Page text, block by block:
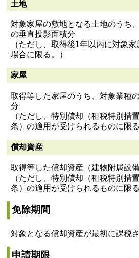
土地
対象家屋の敷地となる土地のうち
の垂直投影面積分
（ただし、取得後1年以内に対象
場合に限る。）
家屋
取得等した家屋のうち、対象業種
分
（ただし、特別償却（租税特別措
条）の適用が受けられるものに限る
償却資産
取得等した償却資産（建物附属設
（ただし、特別償却（租税特別措
条）の適用が受けられるものに限る
免除期間
対象となる償却資産が最初に課税
申請期限